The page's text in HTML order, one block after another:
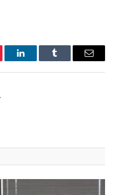
LinkedInTumblr Email